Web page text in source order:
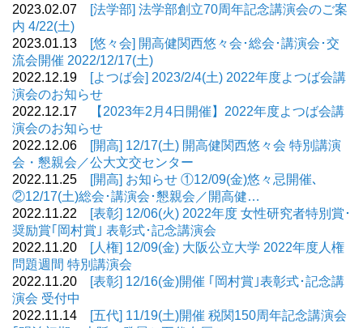
2023.02.07
[法学部] 法学部創立70周年記念講演会のご案
内 4/22(土)
2023.01.13
[悠々会] 開高健関西悠々会･総会･講演会･交
流会開催 2022/12/17(土)
2022.12.19
[よつば会] 2023/2/4(土) 2022年度よつば会講
演会のお知らせ
2022.12.17
【2023年2月4日開催】2022年度よつば会講
演会のお知らせ
2022.12.06
[開高] 12/17(土) 開高健関西悠々会 特別講演
会・懇親会／公大文交センター
2022.11.25
[開高] お知らせ ①12/09(金)悠々忌開催､
②12/17(土)総会･講演会･懇親会／開高健…
2022.11.22
[表彰] 12/06(火) 2022年度 女性研究者特別賞･
奨励賞｢岡村賞｣ 表彰式･記念講演会
2022.11.20
[人権] 12/09(金) 大阪公立大学 2022年度人権
問題週間 特別講演会
2022.11.20
[表彰] 12/16(金)開催 ｢岡村賞｣表彰式･記念講
演会 受付中
2022.11.14
[五代] 11/19(土)開催 税関150周年記念講演会